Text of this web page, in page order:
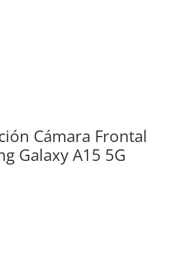
Cámara Frontal
Galaxy A15 5G